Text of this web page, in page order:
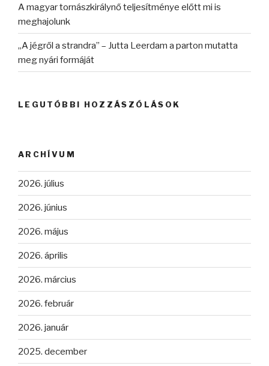
A magyar tornászkirálynő teljesítménye előtt mi is
meghajolunk
„A jégről a strandra” – Jutta Leerdam a parton mutatta
meg nyári formáját
LEGUTÓBBI HOZZÁSZÓLÁSOK
ARCHÍVUM
2026. július
2026. június
2026. május
2026. április
2026. március
2026. február
2026. január
2025. december